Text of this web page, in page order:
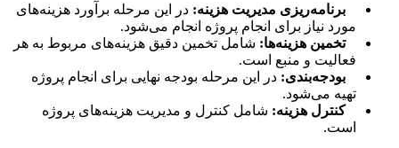
برنامه‌ریزی مدیریت هزینه:در این مرحله برآورد هزینه‌های
مورد نیاز برای انجام پروژه انجام می‌شود.
تخمین هزینه‌ها :شامل تخمین دقیق هزینه‌های مربوط به هر
فعالیت و منبع است.
بودجه‌بندی:در این مرحله بودجه نهایی برای انجام پروژه
تهیه می‌شود.
کنترل هزینه:شامل کنترل و مدیریت هزینه‌های پروژه